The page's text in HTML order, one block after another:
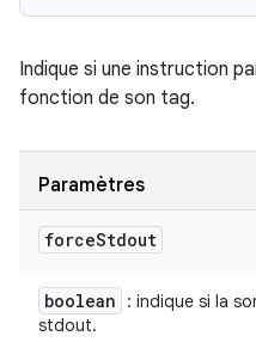
Indique si une instruction
fonction de son tag.
Paramètres
forceStdout
boolean
: indique si la
stdout.